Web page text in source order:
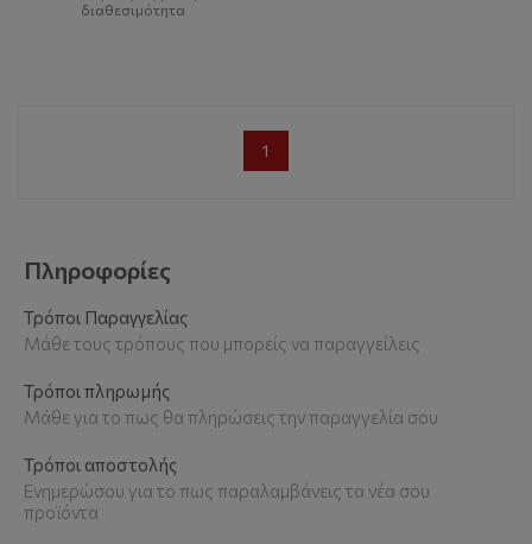
διαθεσιμότητα
1
Πληροφορίες
Τρόποι Παραγγελίας
Μάθε τους τρόπους που μπορείς να παραγγείλεις
Τρόποι πληρωμής
Μάθε για το πως θα πληρώσεις την παραγγελία σου
Τρόποι αποστολής
Ενημερώσου για το πως παραλαμβάνεις τα νέα σου
προϊόντα